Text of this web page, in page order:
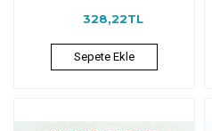
328,22TL
Sepete Ekle